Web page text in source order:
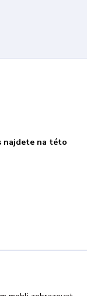
najdete na této